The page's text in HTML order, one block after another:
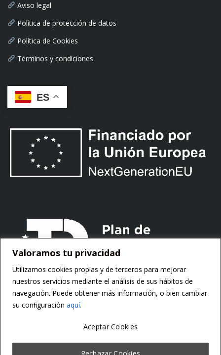
Valoramos tu privacidad
Utilizamos cookies propias y de terceros para mejorar
nuestros servicios mediante el análisis de sus hábitos de
navegación. Puede obtener más información, o bien cambiar
su conﬁguración aquí.
Rechazar Cookies
Aceptar Cookies
Aviso legal
Política de protección de datos
Política de Cookies
Términos y condiciones
ES